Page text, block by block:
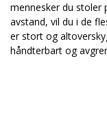
mennesker du stoler
avstand, vil du i de
er stort og
håndterbart og